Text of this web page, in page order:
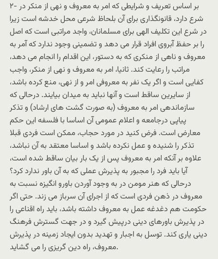
۲- بر اساس تعريف و شرايطی که امر به معروف و نهی از منکر در
شرع دارد، قانونگذاری برای آن بلحاظ شرعی محل خدشه است زيرا
در شرع اين تکليف الهی برای مسلمانان، واجد مراتبی است که اصل
را بر حفظ آبروی افراد قرار می دهد و تضمينی وجود ندارد که آمر به
معروف و ناهی از منکری که به دستور، اين اقدام را انجام می دهد،
مراتب را رعايت کند. ثانيا، امر به معروف و نهی از منکر، واجب
کفايی است و اگر يک نفر به معروفی امر و از نهی، منع کرده باشد،
از سايرين ساقط است و آنها نبايد به ميدان بيايند. درحالی که
سازماندهی امر به معروف (به صورت گشت های ارشاد) و تذکر
پياپی درجامعه و اعلام عمومی آن اساسا با فلسفه اين حکم
معارض است. فرض کنيد در مورد حجاب، ممکن است فردی قبلا
تذکر را شنيده و عمل نکرده باشد و اساسا معتقد به آن نباشد،
علاوه بر آنکه امر به معروف پس از يک بار بيان ساقط شده است،
آيا بايد فرد را مجبور به پذيرش عملی که به آن باور ندارد کرد؟
درحالی که هنر مومن در به وجود آوردن باورو انگيزه نسبت به
معروف در ذهن فردی است که از اجرای آن سرباز می زند. حتی اگر
حکومت هم دغدغه عمل به معروف داشته باشد، بايد راه اقناعی را
در پذيرش باورهای دينی درپيش گيرد و در جهت گسترش فرهنگ
دينی ياری کند. توسل به اجبار و تهديد بدون ايجاد زمينه در پذيرش
معروف، راه دين گريزی را می گشايد.